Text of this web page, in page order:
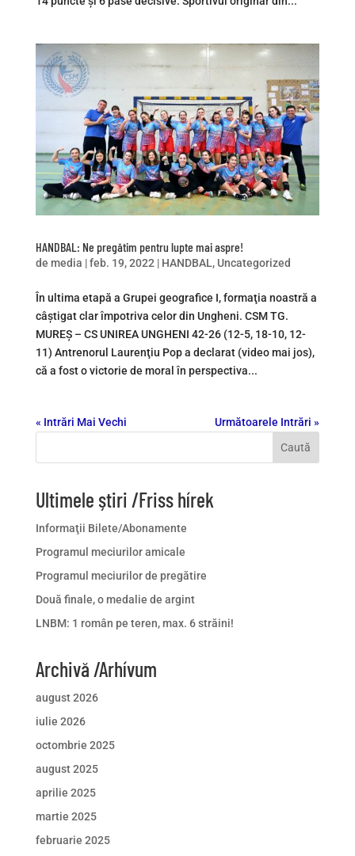
HANDBAL: Ne pregătim pentru lupte mai aspre!
de media |feb. 19, 2022 | HANDBAL, Uncategorized
În ultima etapă a Grupei geografice I, formaţia noastră a
câştigat clar împotriva celor din Ungheni. CSM TG.
MUREŞ – CS UNIREA UNGHENI 42-26 (12-5, 18-10, 12-
11) Antrenorul Laurenţiu Pop a declarat (video mai jos),
că a fost o victorie de moral în perspectiva...
« Intrări Mai Vechi
Următoarele Intrări »
Caută
Ultimele știri /Friss hírek
Informaţii Bilete/Abonamente
Programul meciurilor amicale
Programul meciurilor de pregătire
Două finale, o medalie de argint
LNBM: 1 român pe teren, max. 6 străini!
Archivă /Arhívum
august 2026
iulie 2026
octombrie 2025
august 2025
aprilie 2025
martie 2025
februarie 2025